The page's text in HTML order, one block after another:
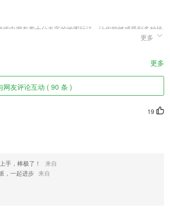
中拥有着十分丰富的地图玩法，让你能够感受到多种场
大量经验奖励，让轻松的就能升级，变得更强，拿到更
论你是发布到微信还是朋友圈，抑或是短信，都可以轻
可以更精准了解。
更多
更多
网友评论互动 ( 90 条 )
19
手，棒极了！
来自
，一起进步 来自